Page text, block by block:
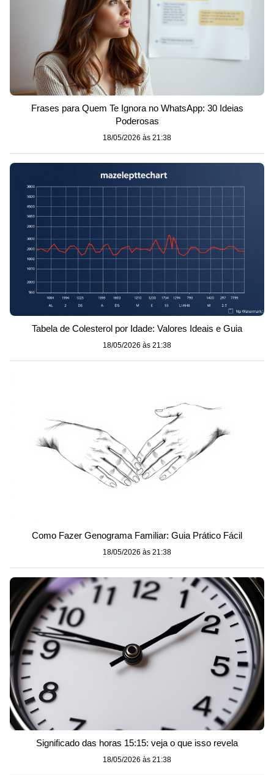
Frases para Quem Te Ignora no WhatsApp: 30 Ideias
Poderosas
18/05/2026 às 21:38
Tabela de Colesterol por Idade: Valores Ideais e Guia
18/05/2026 às 21:38
Como Fazer Genograma Familiar: Guia Prático Fácil
18/05/2026 às 21:38
Significado das horas 15:15: veja o que isso revela
18/05/2026 às 21:38